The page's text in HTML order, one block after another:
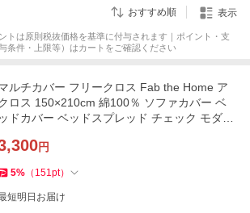
おすすめ順 表示
ントは原則税抜価格を基準に付与されます｜ポイント・支
条件・上限等）はカートをご確認ください
ルチカバー フリークロス Fab the Home ア
ロス 150×210cm 綿100％ ソファカバー ベ
ッドカバー ベッドスプレッド チェック モダン
円
5% （ 151pt）
短明日お届け